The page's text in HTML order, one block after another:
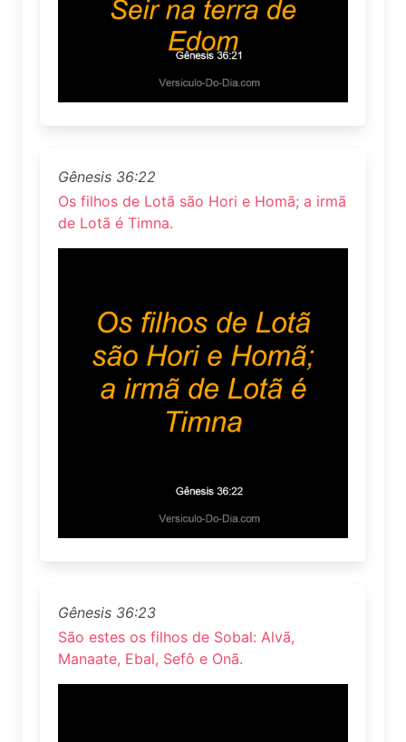
Gênesis 36:22
Os filhos de Lotã são Hori e Homã; a irmã
de Lotã é Timna.
Gênesis 36:23
São estes os filhos de Sobal: Alvã,
Manaate, Ebal, Sefô e Onã.